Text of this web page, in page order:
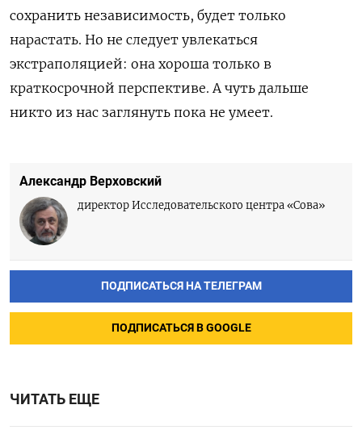
сохранить независимость, будет только
нарастать. Но не следует увлекаться
экстраполяцией: она хороша только в
краткосрочной перспективе. А чуть дальше
никто из нас заглянуть пока не умеет.
Александр Верховский
директор Исследовательского центра «Сова»
ПОДПИСАТЬСЯ НА ТЕЛЕГРАМ
ПОДПИСАТЬСЯ В GOOGLE
ЧИТАТЬ ЕЩЕ